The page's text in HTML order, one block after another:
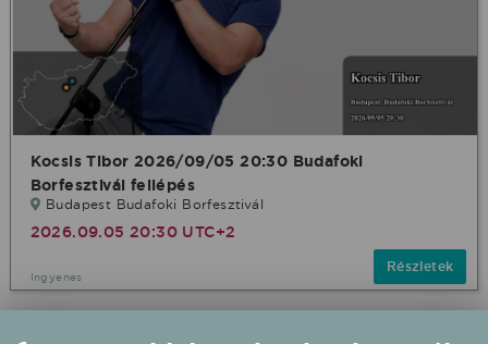
Kocsis Tibor 2026/09/05 20:30 Budafoki
Borfesztivál fellépés
Budapest Budafoki Borfesztivál
2026.09.05 20:30 UTC+2
Ingyenes
Részletek